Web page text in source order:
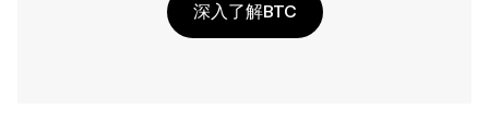
深入了解BTC